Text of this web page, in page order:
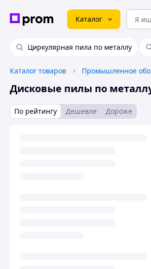
Каталог
Циркулярная пила по металлу
Каталог товаров
Дисковые пилы по
По рейтингу Дешевле Дороже